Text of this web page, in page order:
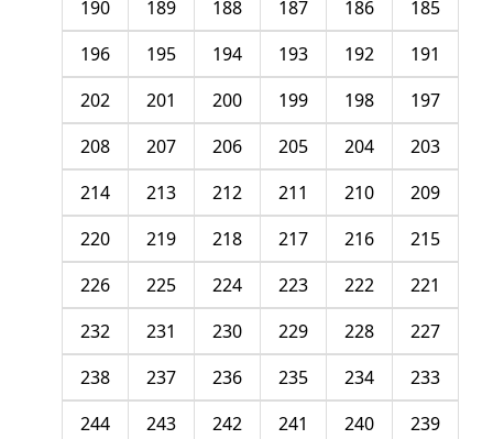
185
186
187
188
189
190
191
192
193
194
195
196
197
198
199
200
201
202
203
204
205
206
207
208
209
210
211
212
213
214
215
216
217
218
219
220
221
222
223
224
225
226
227
228
229
230
231
232
233
234
235
236
237
238
239
240
241
242
243
244